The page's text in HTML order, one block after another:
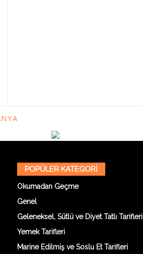
POPÜLER KATEGORİ
Okumadan Geçme
Genel
Geleneksel, Sütlü ve Diyet Tatlı Tarifleri
Yemek Tarifleri
Marine Edilmiş ve Soslu Et Tarifleri